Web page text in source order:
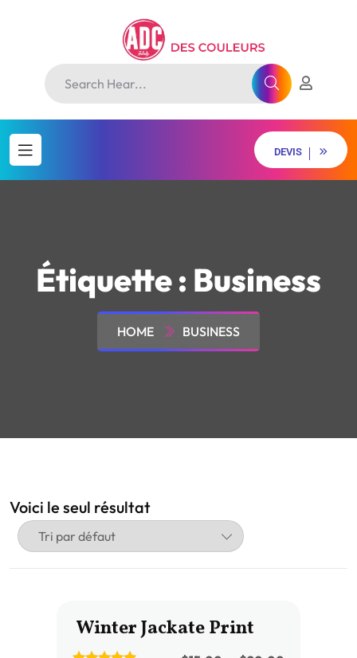
DEVIS
DEVIS
Étiquette : Business
HOME BUSINESS
Voici le seul résultat
Winter Jackate Print